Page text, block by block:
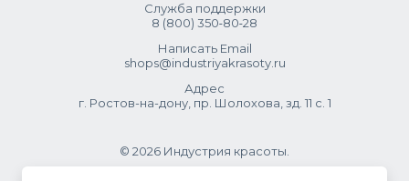
Служба поддержки
8 (800) 350‑80‑28
Написать Email
shops@industriyakrasoty.ru
Адрес
г. Ростов-на-дону, пр. Шолохова, зд. 11 с. 1
© 2026 Индустрия красоты.
.